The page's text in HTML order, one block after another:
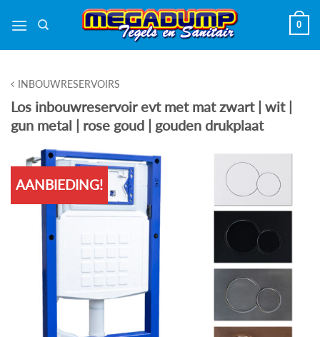
naar
0
INBOUWRESERVOIRS
Los inbouwreservoir evt met mat zwart | wit |
gun metal | rose goud | gouden drukplaat
AANBIEDING!